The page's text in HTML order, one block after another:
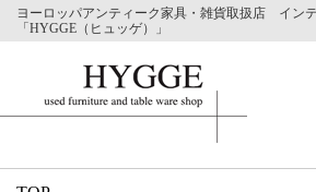
ヨーロッパアンティーク家具・雑貨取扱店 イン
「HYGGE（ヒュッゲ）」